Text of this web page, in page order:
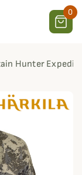
0
Hunter